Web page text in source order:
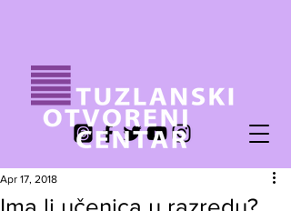
Apr 17, 2018